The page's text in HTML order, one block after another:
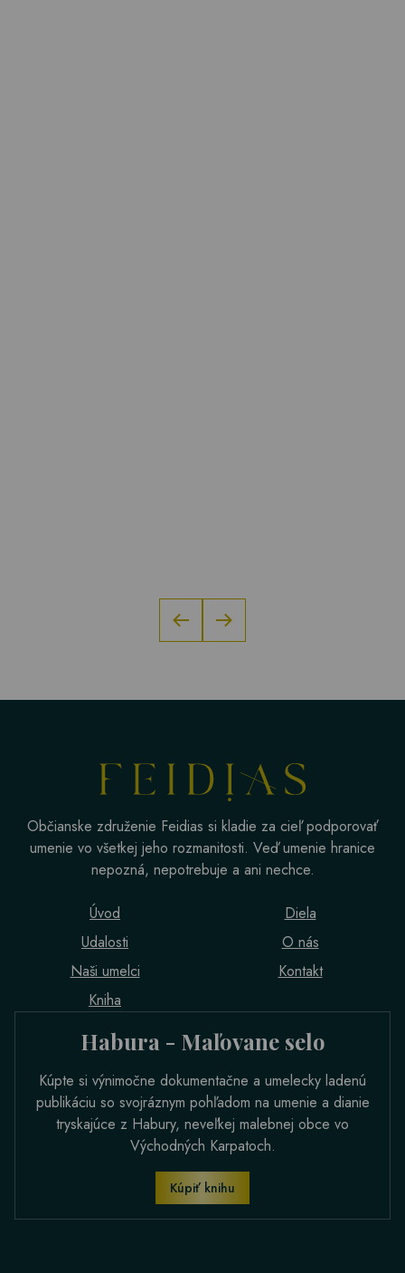
Občianske združenie Feidias si kladie za cieľ podporovať
umenie vo všetkej jeho rozmanitosti. Veď umenie hranice
nepozná, nepotrebuje a ani nechce.
Úvod
Udalosti
Naši umelci
Kniha
Diela
O nás
Kontakt
Habura - Maľovane selo
Kúpte si výnimočne dokumentačne a umelecky ladenú
publikáciu so svojráznym pohľadom na umenie a dianie
tryskajúce z Habury, neveľkej malebnej obce vo
Východných Karpatoch.
Kúpiť knihu